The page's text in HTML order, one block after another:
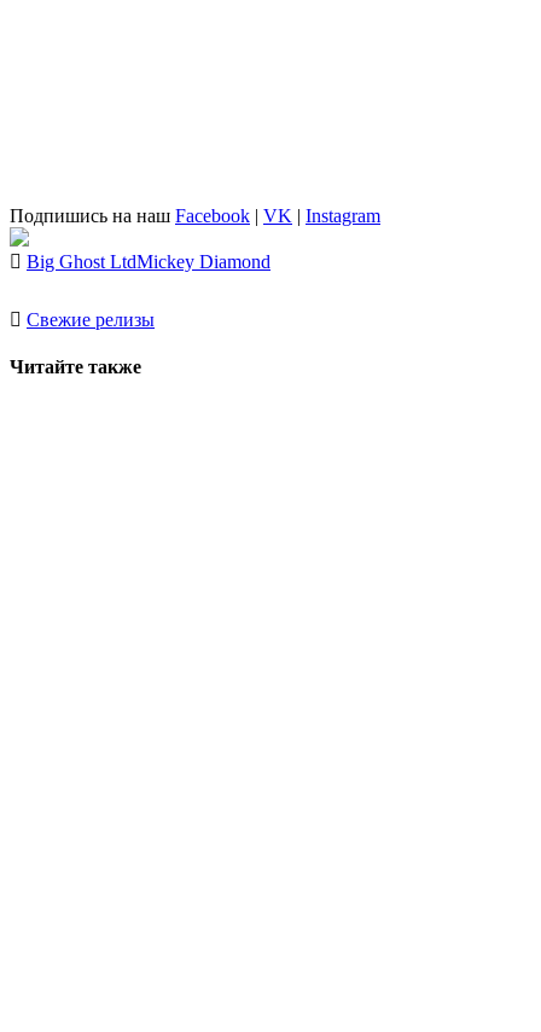
Подпишись на наш Facebook | VK | Instagram
Big Ghost LtdMickey Diamond
Свежие релизы
Читайте также